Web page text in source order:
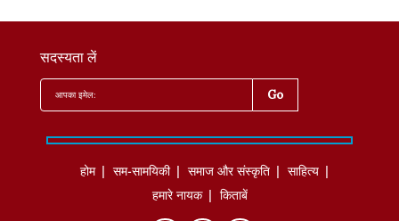
सदस्यता लें
होम सम-सामयिकी समाज और संस्कृति
साहित्‍य
हमारे नायक
किताबें